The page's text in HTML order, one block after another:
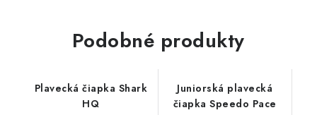
Podobné produkty
Plavecká čiapka Shark
HQ
Juniorská plavecká
čiapka Speedo Pace